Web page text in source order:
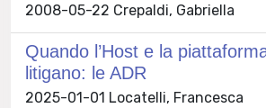
2008-05-22 Crepaldi, Gabriella
Quando l’Host e la
litigano: le ADR
2025-01-01 Locatelli, Francesca